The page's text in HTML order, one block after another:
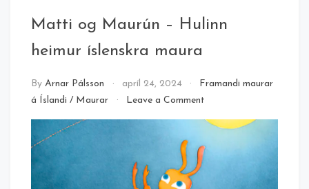
Matti og Maurún – Hulinn
heimur íslenskra maura
By Arnar Pálsson apríl 24, 2024
Framandi maurar
á Íslandi / Maurar Leave a Commenton
og
–